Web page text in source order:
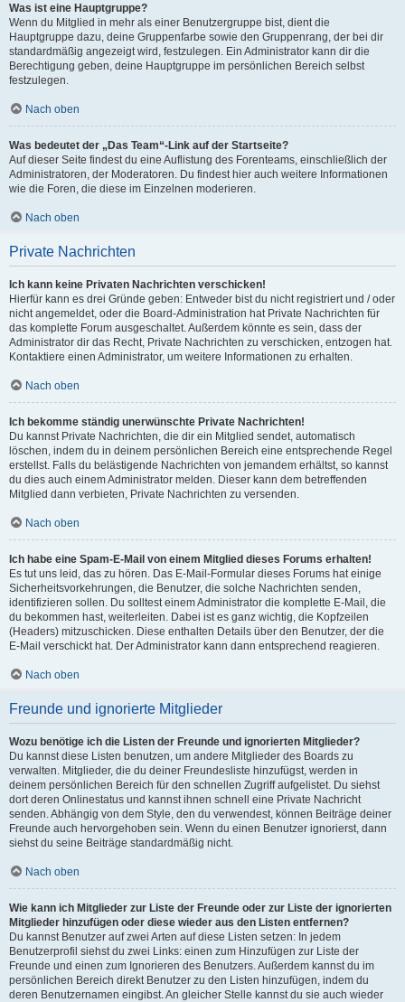
Was ist eine Hauptgruppe?
Wenn du Mitglied in mehr als einer Benutzergruppe bist, dient die
Hauptgruppe dazu, deine Gruppenfarbe sowie den Gruppenrang, der bei dir
standardmäßig angezeigt wird, festzulegen. Ein Administrator kann dir die
Berechtigung geben, deine Hauptgruppe im persönlichen Bereich selbst
festzulegen.
Nach oben
Was bedeutet der „Das Team“-Link auf der Startseite?
Auf dieser Seite findest du eine Auflistung des Forenteams, einschließlich der
Administratoren, der Moderatoren. Du findest hier auch weitere Informationen
wie die Foren, die diese im Einzelnen moderieren.
Nach oben
Private Nachrichten
Ich kann keine Privaten Nachrichten verschicken!
Hierfür kann es drei Gründe geben: Entweder bist du nicht registriert und / oder
nicht angemeldet, oder die Board-Administration hat Private Nachrichten für
das komplette Forum ausgeschaltet. Außerdem könnte es sein, dass der
Administrator dir das Recht, Private Nachrichten zu verschicken, entzogen hat.
Kontaktiere einen Administrator, um weitere Informationen zu erhalten.
Nach oben
Ich bekomme ständig unerwünschte Private Nachrichten!
Du kannst Private Nachrichten, die dir ein Mitglied sendet, automatisch
löschen, indem du in deinem persönlichen Bereich eine entsprechende Regel
erstellst. Falls du belästigende Nachrichten von jemandem erhältst, so kannst
du dies auch einem Administrator melden. Dieser kann dem betreffenden
Mitglied dann verbieten, Private Nachrichten zu versenden.
Nach oben
Ich habe eine Spam-E-Mail von einem Mitglied dieses Forums erhalten!
Es tut uns leid, das zu hören. Das E-Mail-Formular dieses Forums hat einige
Sicherheitsvorkehrungen, die Benutzer, die solche Nachrichten senden,
identifizieren sollen. Du solltest einem Administrator die komplette E-Mail, die
du bekommen hast, weiterleiten. Dabei ist es ganz wichtig, die Kopfzeilen
(Headers) mitzuschicken. Diese enthalten Details über den Benutzer, der die
E-Mail verschickt hat. Der Administrator kann dann entsprechend reagieren.
Nach oben
Freunde und ignorierte Mitglieder
Wozu benötige ich die Listen der Freunde und ignorierten Mitglieder?
Du kannst diese Listen benutzen, um andere Mitglieder des Boards zu
verwalten. Mitglieder, die du deiner Freundesliste hinzufügst, werden in
deinem persönlichen Bereich für den schnellen Zugriff aufgelistet. Du siehst
dort deren Onlinestatus und kannst ihnen schnell eine Private Nachricht
senden. Abhängig von dem Style, den du verwendest, können Beiträge deiner
Freunde auch hervorgehoben sein. Wenn du einen Benutzer ignorierst, dann
siehst du seine Beiträge standardmäßig nicht.
Nach oben
Wie kann ich Mitglieder zur Liste der Freunde oder zur Liste der ignorierten
Mitglieder hinzufügen oder diese wieder aus den Listen entfernen?
Du kannst Benutzer auf zwei Arten auf diese Listen setzen: In jedem
Benutzerprofil siehst du zwei Links: einen zum Hinzufügen zur Liste der
Freunde und einen zum Ignorieren des Benutzers. Außerdem kannst du im
persönlichen Bereich direkt Benutzer zu den Listen hinzufügen, indem du
deren Benutzernamen eingibst. An gleicher Stelle kannst du sie auch wieder